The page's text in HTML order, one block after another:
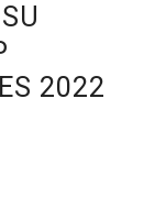
2022